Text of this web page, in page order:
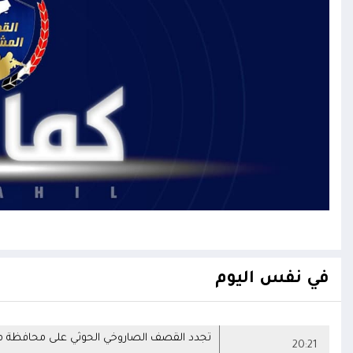
في نفس اليوم
20:21
تجدد القصف الصاروخي الحوثي على محافظة